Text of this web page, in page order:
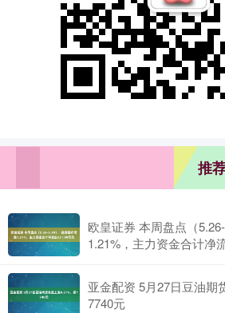
推
欧皇证券 本周盘点（
1.21%，主力资金合计净
亚金配资 5月27日豆油期
7740元